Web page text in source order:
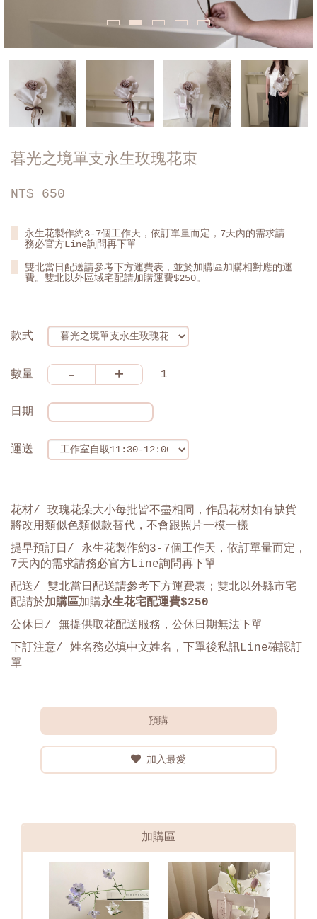
暮光之境單支永生玫瑰花束
NT$ 650
永生花製作約3-7個工作天，依訂單量而定，7天內的需求請
務必官方Line詢問再下單
雙北當日配送請參考下方運費表，並於加購區加購相對應的運
費。雙北以外區域宅配請加購運費$250。
款式
數量 - + 1
日期
運送
花材/ 玫瑰花朵大小每批皆不盡相同，作品花材如有缺貨
將改用類似色類似款替代，不會跟照片一模一樣
提早預訂日/ 永生花製作約3-7個工作天，依訂單量而定，
7天內的需求請務必官方Line詢問再下單
配送/ 雙北當日配送請參考下方運費表；雙北以外縣市宅
配請於加購區加購永生花宅配運費$250
公休日/ 無提供取花配送服務，公休日期無法下單
下訂注意/ 姓名務必填中文姓名，下單後私訊Line確認訂
單
預購
加入最愛
加購區